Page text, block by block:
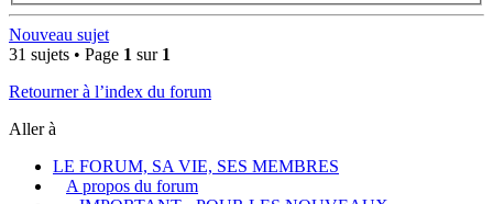
Nouveau sujet
31 sujets • Page 1 sur 1
Retourner à l’index du forum
Aller à
LE FORUM, SA VIE, SES MEMBRES
A propos du forum